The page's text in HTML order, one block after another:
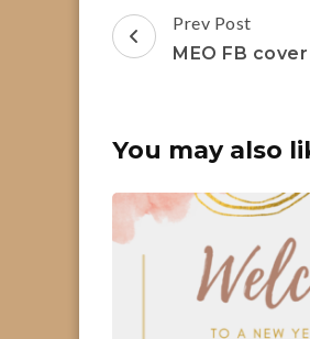
Post
Navigation
Prev Post
MEO FB
You may also